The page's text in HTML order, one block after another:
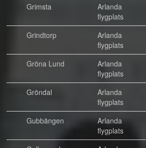
Grimsta
Arlanda
flygplats
Grindtorp
Arlanda
flygplats
Gröna Lund
Arlanda
flygplats
Gröndal
Arlanda
flygplats
Gubbängen
Arlanda
flygplats